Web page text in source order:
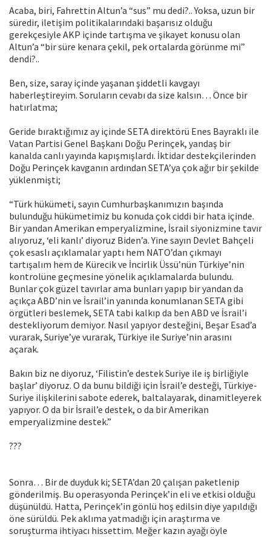
Acaba, biri, Fahrettin Altun’a “sus” mu dedi?.. Yoksa, uzun bir
süredir, iletişim politikalarındaki başarısız olduğu
gerekçesiyle AKP içinde tartışma ve şikayet konusu olan
Altun’a “bir süre kenara çekil, pek ortalarda görünme mi”
dendi?..
Ben, size, saray içinde yaşanan şiddetli kavgayı
haberleştireyim. Soruların cevabı da size kalsın… Önce bir
hatırlatma;
Geride bıraktığımız ay içinde SETA direktörü Enes Bayraklı ile
Vatan Partisi Genel Başkanı Doğu Perinçek, yandaş bir
kanalda canlı yayında kapışmışlardı. İktidar destekçilerinden
Doğu Perinçek kavganın ardından SETA’ya çok ağır bir şekilde
yüklenmişti;
“Türk hükümeti, sayın Cumhurbaşkanımızın başında
bulunduğu hükümetimiz bu konuda çok ciddi bir hata içinde.
Bir yandan Amerikan emperyalizmine, İsrail siyonizmine tavır
alıyoruz, ‘eli kanlı’ diyoruz Biden’a. Yine sayın Devlet Bahçeli
çok esaslı açıklamalar yaptı hem NATO’dan çıkmayı
tartışalım hem de Kürecik ve İncirlik Üssü’nün Türkiye’nin
kontrolüne geçmesine yönelik açıklamalarda bulundu.
Bunlar çok güzel tavırlar ama bunları yapıp bir yandan da
açıkça ABD’nin ve İsrail’in yanında konumlanan SETA gibi
örgütleri beslemek, SETA tabi kalkıp da ben ABD ve İsrail’i
destekliyorum demiyor. Nasıl yapıyor desteğini, Beşar Esad’a
vurarak, Suriye’ye vurarak, Türkiye ile Suriye’nin arasını
açarak.
Bakın biz ne diyoruz, ‘Filistin’e destek Suriye ile iş birliğiyle
başlar’ diyoruz. O da bunu bildiği için İsrail’e desteği, Türkiye-
Suriye ilişkilerini sabote ederek, baltalayarak, dinamitleyerek
yapıyor. O da bir İsrail’e destek, o da bir Amerikan
emperyalizmine destek.”
???
Sonra… Bir de duyduk ki; SETA’dan 20 çalışan paketlenip
gönderilmiş. Bu operasyonda Perinçek’in eli ve etkisi olduğu
düşünüldü. Hatta, Perinçek’in gönlü hoş edilsin diye yapıldığı
öne sürüldü. Pek aklıma yatmadığı için araştırma ve
soruşturma ihtiyacı hissettim. Meğer kazın ayağı öyle